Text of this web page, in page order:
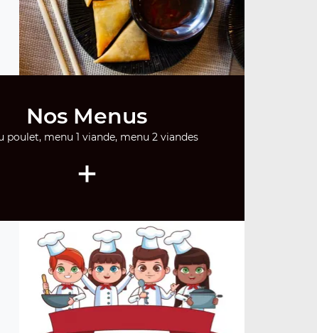
Nos Menus
poulet, menu 1 viande, menu 2 viandes
+